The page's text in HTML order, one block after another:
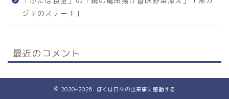
ジキのステーキ」
最近のコメント
2020–2026 ぼくは日々の出来事に感動する